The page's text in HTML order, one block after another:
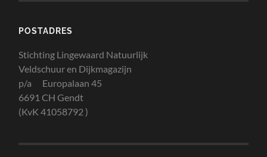
POSTADRES
Stichting Lingewaard Natuurlijk
Veldschuur en Dijkmagazijn
p/a Europalaan 45
6691 CH Gendt
(KvK 41058792 )